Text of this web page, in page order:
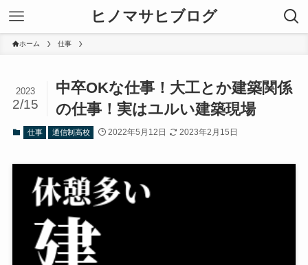
ヒノマサヒブログ
ホーム 仕事
中卒OKな仕事！大工とか建築関係
の仕事！実はユルい建築現場
2023
2/15
仕事 通信制高校 2022年5月12日 2023年2月15日